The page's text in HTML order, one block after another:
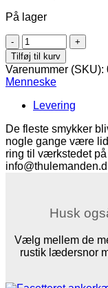
På lager
Angut
/
Mand
(14k
guld)
antal
Tilføj til kurv
Varenummer (SKU):
Menneske
Levering
De fleste smykker
nogle gange være
ring til værkstedet
Husk
Vælg mellem de
rustik lædersnor